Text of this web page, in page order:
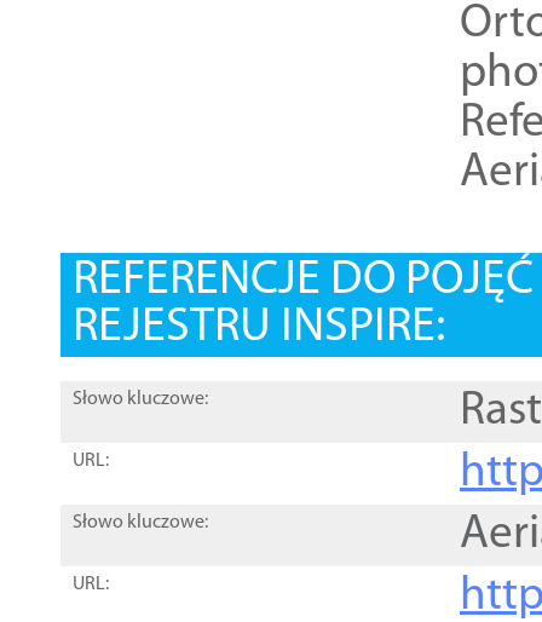
REFERENCJE DO
REJESTRU INSPIRE:
Słowo kluczowe:
URL:
Słowo kluczowe:
URL: